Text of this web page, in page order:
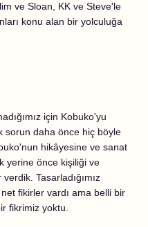
ve Sloan, KK ve Steve'le
konu alan bir yolculuğa
için Kobuko'yu
sorun daha önce hiç böyle
hikâyesine ve sanat
yerine önce kişiliği ve
Tasarladığımız
fikirler vardı ama belli bir
fikrimiz yoktu.